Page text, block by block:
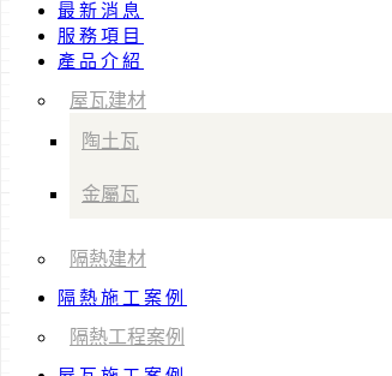
最新消息
服務項目
產品介紹
屋瓦建材
陶土瓦
金屬瓦
隔熱建材
隔熱施工案例
隔熱工程案例